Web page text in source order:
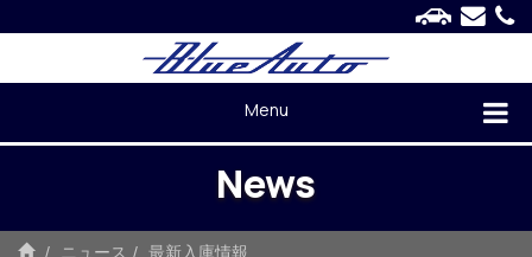
Menu
News
ニュース 最新入庫情報